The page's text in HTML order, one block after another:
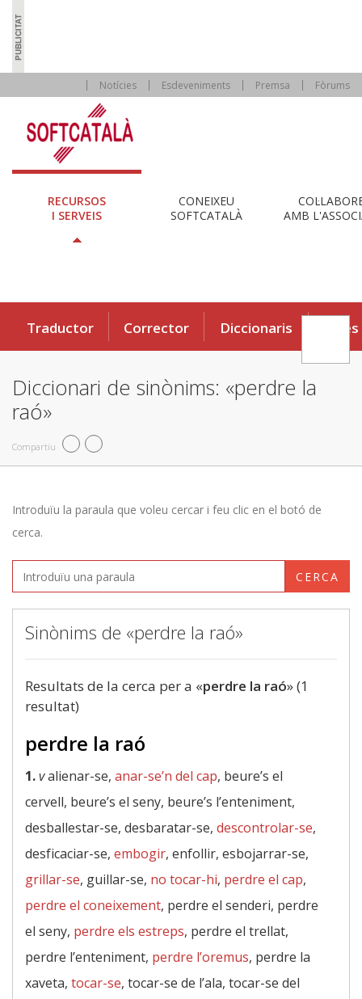
Notícies Esdeveniments Premsa Fòrums
RECURSOS
I SERVEIS
CONEIXEU
SOFTCATALÀ
AMB
Traductor Corrector Diccionaris Eines
Diccionari de sinònims: «perdre la
raó»
Compartiu
Introduïu la paraula que voleu cercar i feu clic en el botó de
cerca.
CERCA
Sinònims de «perdre la raó»
Resultats de la cerca per a «perdre la raó» (1
resultat)
perdre la raó
1.valienar-se, anar-se’n del cap, beure’s el
cervell, beure’s el seny, beure’s l’enteniment,
desballestar-se, desbaratar-se, descontrolar-se,
desficaciar-se, embogir, enfollir, esbojarrar-se,
grillar-se, guillar-se, no tocar-hi, perdre el cap,
perdre el coneixement, perdre el senderi, perdre
el seny, perdre els estreps, perdre el trellat,
perdre l’enteniment, perdre l’oremus, perdre la
xaveta, tocar-se, tocar-se de l’ala, tocar-se del